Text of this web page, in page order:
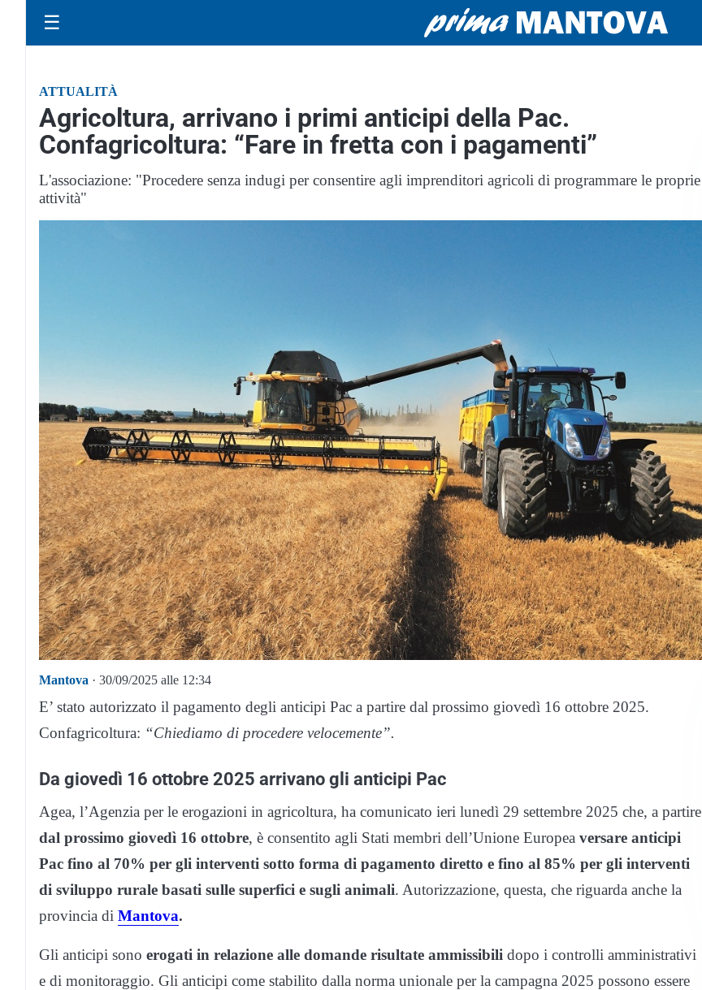
☰
ATTUALITÀ
Agricoltura, arrivano i primi anticipi della Pac.
Confagricoltura: “Fare in fretta con i pagamenti”
L'associazione: "Procedere senza indugi per consentire agli imprenditori agricoli di programmare le proprie
attività"
Mantova · 30/09/2025 alle 12:34
E’ stato autorizzato il pagamento degli anticipi Pac a partire dal prossimo giovedì 16 ottobre 2025.
Confagricoltura: “Chiediamo di procedere velocemente”.
Da giovedì 16 ottobre 2025 arrivano gli anticipi Pac
Agea, l’Agenzia per le erogazioni in agricoltura, ha comunicato ieri lunedì 29 settembre 2025 che, a partire
dal prossimo giovedì 16 ottobre, è consentito agli Stati membri dell’Unione Europea versare anticipi
Pac fino al 70% per gli interventi sotto forma di pagamento diretto e fino al 85% per gli interventi
di sviluppo rurale basati sulle superfici e sugli animali. Autorizzazione, questa, che riguarda anche la
provincia di Mantova.
Gli anticipi sono erogati in relazione alle domande risultate ammissibili dopo i controlli amministrativi
e di monitoraggio. Gli anticipi come stabilito dalla norma unionale per la campagna 2025 possono essere